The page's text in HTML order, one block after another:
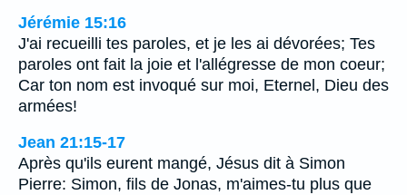
Jérémie 15:16
J'ai recueilli tes paroles, et je les ai dévorées; Tes
paroles ont fait la joie et l'allégresse de mon coeur;
Car ton nom est invoqué sur moi, Eternel, Dieu des
armées!
Jean 21:15-17
Après qu'ils eurent mangé, Jésus dit à Simon
Pierre: Simon, fils de Jonas, m'aimes-tu plus que